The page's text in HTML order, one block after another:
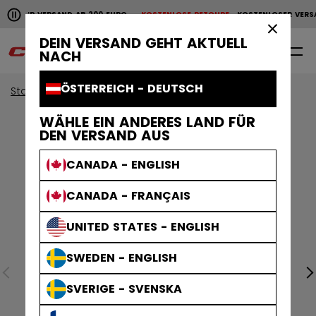
DEIN VERSAND GEHT AKTUELL
NACH
ÖSTERREICH - DEUTSCH
WÄHLE EIN ANDERES LAND FÜR
DEN VERSAND AUS
CANADA - ENGLISH
CANADA - FRANÇAIS
UNITED STATES - ENGLISH
SWEDEN - ENGLISH
SVERIGE - SVENSKA
Horizontale Bildlaufanimation anhalten.
VERSAND AB 200 EUROKOSTENLOSE RETOURE KOSTENLOSER
KOSTENLOSER VERSAND AB 200 EURO KOSTENLOSE
0
Start Bekleidung Collections